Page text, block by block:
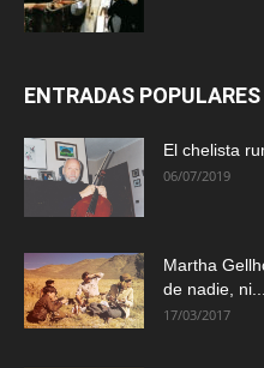
ENTRADAS POPULARES
El chelista
06/07/2019
Martha
de nadie, ni...
17/03/2017